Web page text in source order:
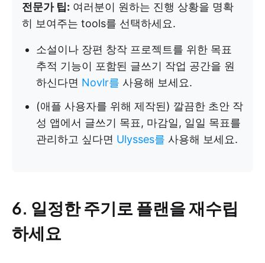
전문가 팁: 여러분이 원하는 진행 상황을 명확
히 보여주는 tools를 선택하세요.
소설이나 장편 창작 프로젝트를 위한 목표
추적 기능이 포함된 글쓰기 작업 공간을 원
하신다면 Novlr를 사용해 보세요.
(애플 사용자를 위해 제작된) 깔끔한 초안 작
성 앱에서 글쓰기 목표, 마감일, 일일 목표를
관리하고 싶다면 Ulysses를 사용해 보세요.
6. 일정한 주기로 플랜을 재수립
하세요